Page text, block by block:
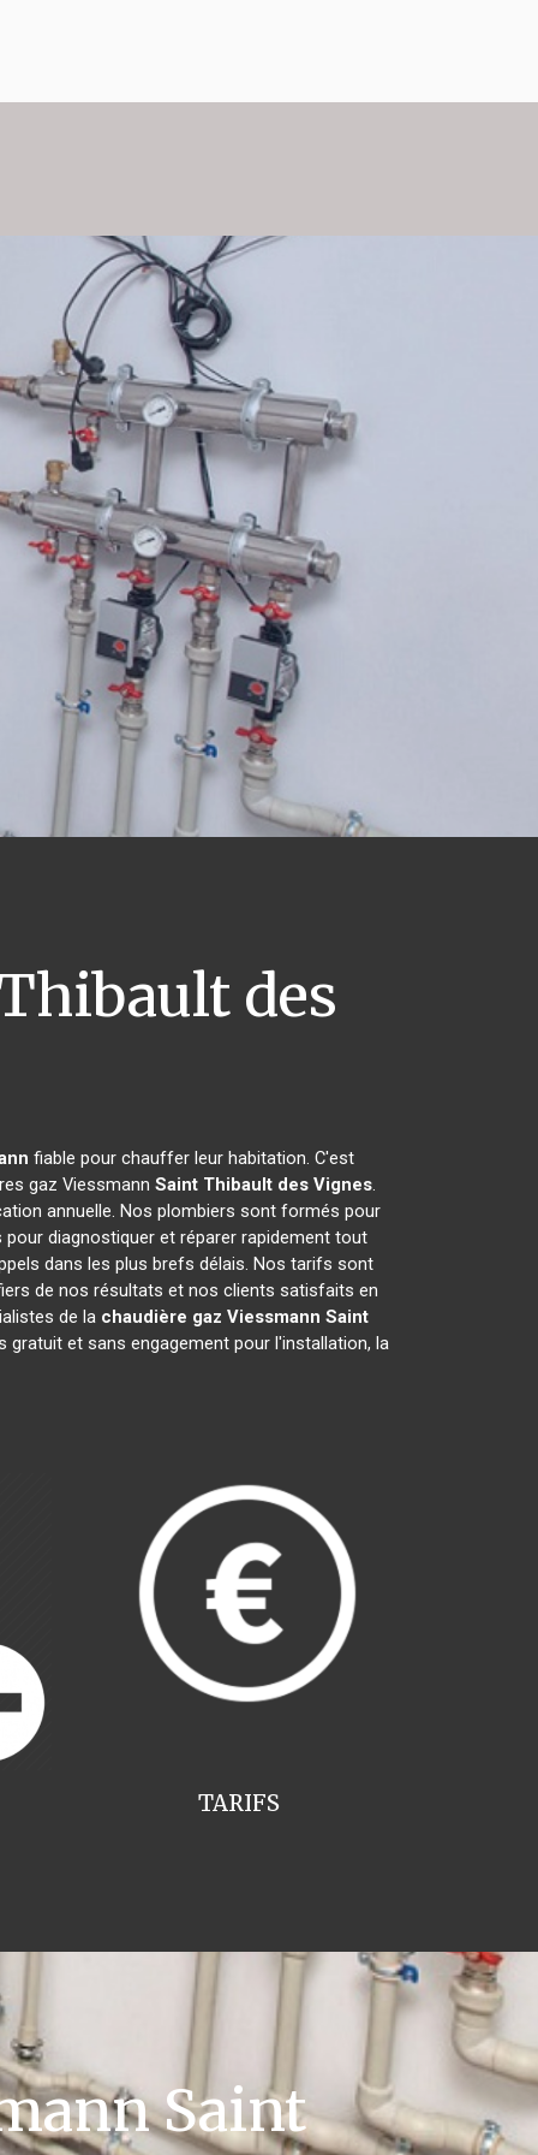
des
fiable pour chauffer leur habitation. C'est
gaz Viessmann Saint Thibault des Vignes.
annuelle. Nos plombiers sont formés pour
diagnostiquer et réparer rapidement tout
dans les plus brefs délais. Nos tarifs sont
de nos résultats et nos clients satisfaits en
de la chaudière gaz Viessmann Saint
et sans engagement pour l'installation, la
TARIFS
Saint